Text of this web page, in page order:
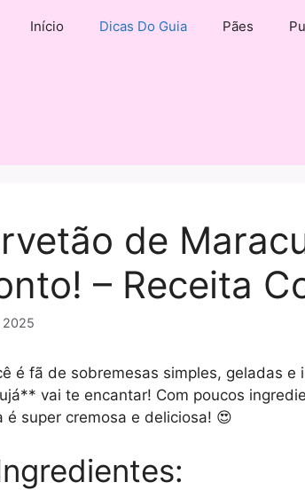
Início Dicas Do Guia Pães
de
– Receita
2025
é fã de sobremesas simples, geladas
vai te encantar! Com poucos
é super cremosa e deliciosa! 😍